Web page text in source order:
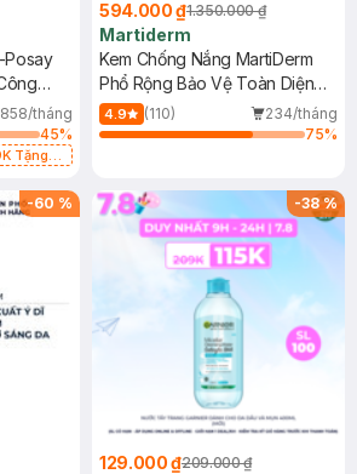
Posay
858/tháng
45%
Tặng
594.000 ₫1.350.000 ₫
Martiderm
Kem Chống Nắng MartiDerm
Phổ Rộng Bảo Vệ Toàn Diện
40ml
4.9 (110)
234/tháng
75%
-60 % -38%
129.000 ₫209.000 ₫